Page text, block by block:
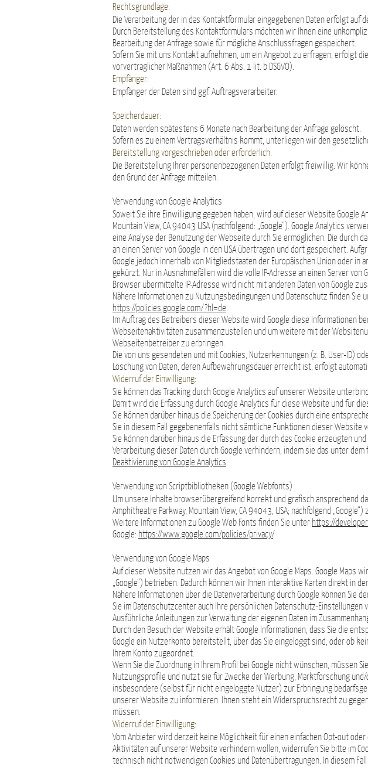
Rechtsgrundlage:
Die Verarbeitung der in das Kontaktformular eingegebenen Daten erfolgt auf
Durch Bereitstellung des Kontaktformulars möchten wir Ihnen eine
Bearbeitung der Anfrage sowie für mögliche Anschlussfragen gespeichert.
Sofern Sie mit uns Kontakt aufnehmen, um ein Angebot zu erfragen, erfolgt
vorvertraglicher Maßnahmen (Art. 6 Abs. 1 lit. b DSGVO).
Empfänger:
Empfänger der Daten sind ggf. Auftragsverarbeiter.
Speicherdauer:
Daten werden spätestens 6 Monate nach Bearbeitung der Anfrage gelöscht.
Sofern es zu einem Vertragsverhältnis kommt, unterliegen wir den
Bereitstellung vorgeschrieben oder erforderlich:
Die Bereitstellung Ihrer personenbezogenen Daten erfolgt freiwillig. Wir
den Grund der Anfrage mitteilen.
Verwendung von Google Analytics
Soweit Sie ihre Einwilligung gegeben haben, wird auf dieser Website Google
Mountain View, CA 94043 USA (nachfolgend: „Google“). Google Analytics
eine Analyse der Benutzung der Webseite durch Sie ermöglichen. Die durch
an einen Server von Google in den USA übertragen und dort gespeichert.
Google jedoch innerhalb von Mitgliedstaaten der Europäischen Union oder
gekürzt. Nur in Ausnahmefällen wird die volle IP-Adresse an einen Server von
Browser übermittelte IP-Adresse wird nicht mit anderen Daten von Google
Nähere Informationen zu Nutzungsbedingungen und Datenschutz finden Sie
https://policies.google.com/?hl=de.
Im Auftrag des Betreibers dieser Website wird Google diese Informationen
Webseitenaktivitäten zusammenzustellen und um weitere mit der
Webseitenbetreiber zu erbringen.
Die von uns gesendeten und mit Cookies, Nutzerkennungen (z. B. User-ID)
Löschung von Daten, deren Aufbewahrungsdauer erreicht ist, erfolgt
Widerruf der Einwilligung:
Sie können das Tracking durch Google Analytics auf unserer Website
Damit wird die Erfassung durch Google Analytics für diese Website und für
Sie können darüber hinaus die Speicherung der Cookies durch eine
Sie in diesem Fall gegebenenfalls nicht sämtliche Funktionen dieser Website
Sie können darüber hinaus die Erfassung der durch das Cookie erzeugten
Verarbeitung dieser Daten durch Google verhindern, indem sie das unter
Deaktivierung von Google Analytics.
Verwendung von Scriptbibliotheken (Google Webfonts)
Um unsere Inhalte browserübergreifend korrekt und grafisch ansprechend
Amphitheatre Parkway, Mountain View, CA 94043, USA; nachfolgend
Weitere Informationen zu Google Web Fonts finden Sie unter https://
Google: https://www.google.com/policies/privacy/.
Verwendung von Google Maps
Auf dieser Website nutzen wir das Angebot von Google Maps. Google Maps
„Google“) betrieben. Dadurch können wir Ihnen interaktive Karten direkt in
Nähere Informationen über die Datenverarbeitung durch Google können Sie
Sie im Datenschutzcenter auch Ihre persönlichen Datenschutz-Einstellungen
Ausführliche Anleitungen zur Verwaltung der eigenen Daten im
Durch den Besuch der Website erhält Google Informationen, dass Sie die
Google ein Nutzerkonto bereitstellt, über das Sie eingeloggt sind, oder ob
Ihrem Konto zugeordnet.
Wenn Sie die Zuordnung in Ihrem Profil bei Google nicht wünschen, müssen
Nutzungsprofile und nutzt sie für Zwecke der Werbung, Marktforschung
insbesondere (selbst für nicht eingeloggte Nutzer) zur Erbringung
unserer Website zu informieren. Ihnen steht ein Widerspruchsrecht zu
müssen.
Widerruf der Einwilligung:
Vom Anbieter wird derzeit keine Möglichkeit für einen einfachen Opt-out
Aktivitäten auf unserer Website verhindern wollen, widerrufen Sie bitte im
technisch nicht notwendigen Cookies und Datenübertragungen. In diesem